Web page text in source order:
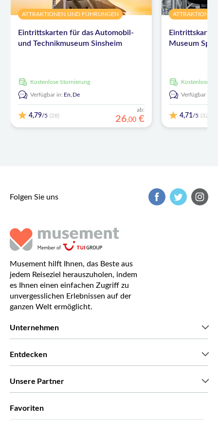
ATTRAKTIONEN UND FÜHRUNGEN
Eintrittskarten für das Automobil-
und Technikmuseum Sinsheim
kostenlose Stornierung
Verfügbar in: En,De
4,79/5 (28)
ab:
26,00 €
Museum
kostenlose
Verfügbar in:
4,71/5 (32)
Folgen Sie uns
Musement hilft Ihnen, das Beste aus
jedem Reiseziel herauszuholen, indem
es Ihnen einen einfachen Zugriff zu
unvergesslichen Erlebnissen auf der
ganzen Welt ermöglicht.
Unternehmen
Entdecken
Unsere Partner
Favoriten